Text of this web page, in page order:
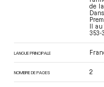
de
II
353-
LANGUE PRINCIPALE
NOMBRE DE PAGES 2